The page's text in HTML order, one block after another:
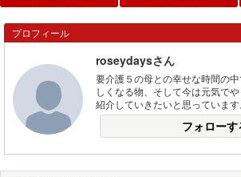
プロフィール
roseydaysさん
要介護５の母との幸せな時間の
しくなる物、そして今は元気で
紹介していきたいと思っています
フォローす